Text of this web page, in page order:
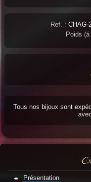
Ref. : CHAG-
Poids
Tous nos bijoux sont
Présentation